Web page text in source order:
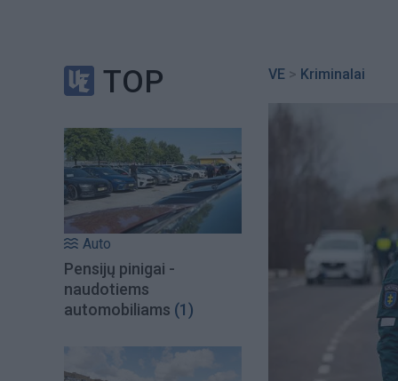
TOP
Auto
Pensijų pinigai -
naudotiems
automobiliams (1)
VE > Kriminalai